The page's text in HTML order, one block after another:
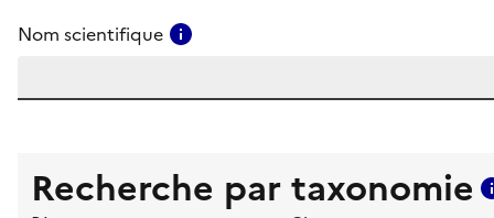
Nom scientifique
Recherche par taxonomie